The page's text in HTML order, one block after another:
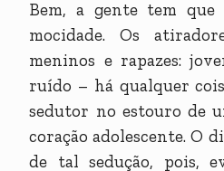
Bem, a gente tem
mocidade. Os
meninos e rapazes:
ruído – há qualquer
sedutor no estouro de
coração adolescente. O
de tal sedução, pois,